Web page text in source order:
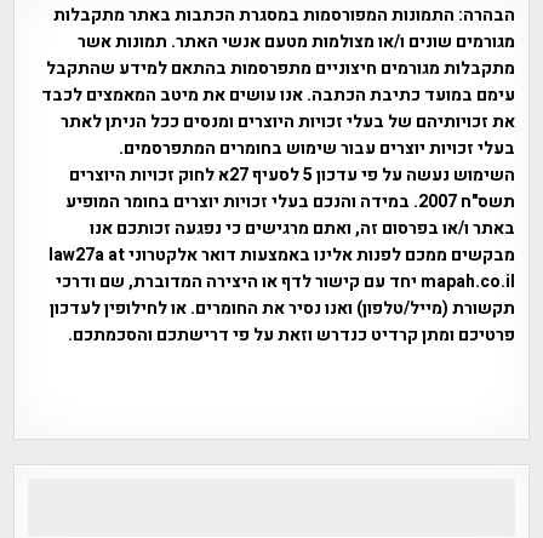
הבהרה: התמונות המפורסמות במסגרת הכתבות באתר מתקבלות
מגורמים שונים ו/או מצולמות מטעם אנשי האתר. תמונות אשר
מתקבלות מגורמים חיצוניים מתפרסמות בהתאם למידע שהתקבל
עימם במועד כתיבת הכתבה. אנו עושים את מיטב המאמצים לכבד
את זכויותיהם של בעלי זכויות היוצרים ומנסים ככל הניתן לאתר
בעלי זכויות יוצרים עבור שימוש בחומרים המתפרסמים.
השימוש נעשה על פי עדכון 5 לסעיף 27א לחוק זכויות היוצרים
תשס"ח 2007. במידה והנכם בעלי זכויות יוצרים בחומר המופיע
באתר ו/או בפרסום זה, ואתם מרגישים כי נפגעה זכותכם אנו
מבקשים ממכם לפנות אלינו באמצעות דואר אלקטרוני law27a at
mapah.co.il יחד עם קישור לדף או היצירה המדוברת, שם ודרכי
תקשורת (מייל/טלפון) ואנו נסיר את החומרים. או לחילופין לעדכון
פרטיכם ומתן קרדיט כנדרש וזאת על פי דרישתכם והסכמתכם.